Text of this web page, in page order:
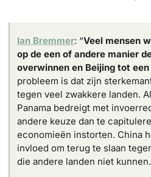
Ian Bremmer: “Veel mensen
op de een of andere manier
overwinnen en Beijing tot
probleem is dat zijn
tegen veel zwakkere landen.
Panama bedreigt met
andere keuze dan te
economieën instorten. China
invloed om terug te slaan
die andere landen niet